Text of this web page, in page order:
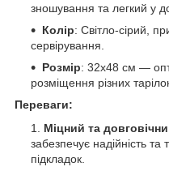
зношування та легкий у
Колір: Світло-сірий,
сервірування.
Розмір: 32х48 см —
розміщення різних
Переваги:
Міцний та
забезпечує надійність
підкладок.